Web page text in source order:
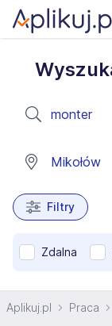
Filtry
Zdalna
Aplikuj.pl Praca